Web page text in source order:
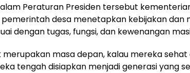
Peraturan Presiden tersebut
desa menetapkan kebijakan dan
dengan tugas, fungsi, dan kewenangan
merupakan masa depan, kalau mereka
tengah disiapkan menjadi generasi yang